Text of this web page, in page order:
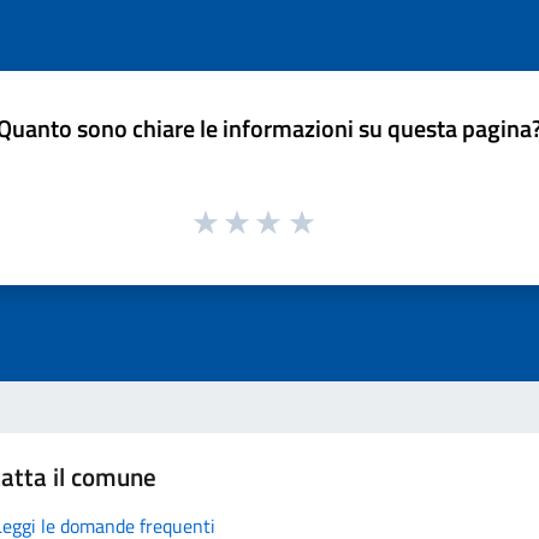
sono chiare le informazioni su questa
il comune
le domande frequenti